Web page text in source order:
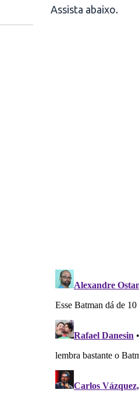
Assista abaixo.